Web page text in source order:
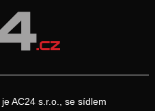
je AC24 s.r.o., se sídlem